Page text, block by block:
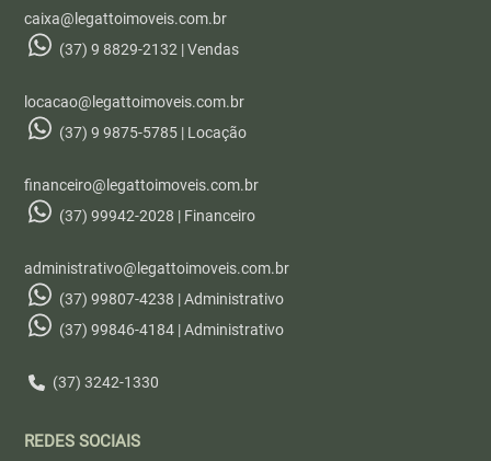
caixa@legattoimoveis.com.br
(37) 9 8829-2132 | Vendas
locacao@legattoimoveis.com.br
(37) 9 9875-5785 | Locação
financeiro@legattoimoveis.com.br
(37) 99942-2028 | Financeiro
administrativo@legattoimoveis.com.br
(37) 99807-4238 | Administrativo
(37) 99846-4184 | Administrativo
(37) 3242-1330
REDES SOCIAIS